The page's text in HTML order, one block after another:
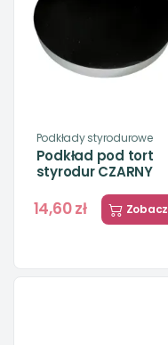
Podkłady styrodurowe
Podkład pod tort
styrodur CZARNY
14,60 zł Zobacz